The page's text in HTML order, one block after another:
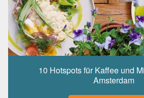
10 Hotspots für Kaffee und
Amsterdam